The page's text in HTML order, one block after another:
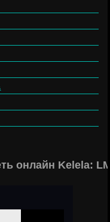
онлайн Kelela: